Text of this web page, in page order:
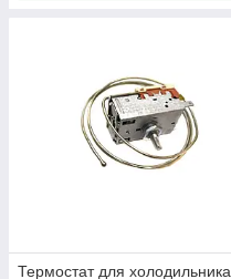
Термостат для холодильника